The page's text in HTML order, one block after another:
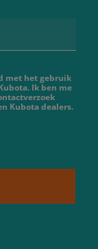
met het gebruik
Ik ben me
Kubota dealers.